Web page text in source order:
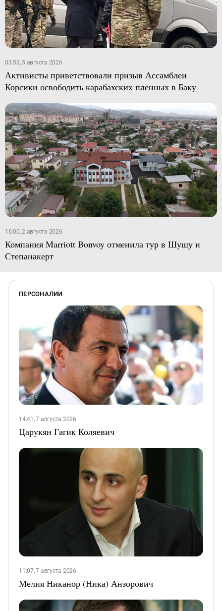
03:53, 5 августа 2026
Активисты приветствовали призыв Ассамблеи
Корсики освободить карабахских пленных в Баку
16:00, 2 августа 2026
Компания Marriott Bonvoy отменила тур в Шушу и
Степанакерт
ПЕРСОНАЛИИ
14:41, 7 августа 2026
Царукян Гагик Коляевич
11:07, 7 августа 2026
Мелия Никанор (Ника) Анзорович